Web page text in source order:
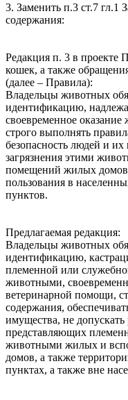
3. Заменить п.3 ст.7 гл.1
содержания:
Редакция п. 3 в проекте
кошек, а также
(далее – Правила):
Владельцы животных
идентификацию,
своевременное
строго выполнять
безопасность людей и
загрязнения этими
помещений жилых
пользования в
пунктов.
Предлагаемая редакция:
Владельцы животных
идентификацию,
племенной или
животными,
ветеринарной‌ помощи,
содержания,
имущества, не
представляющих
животными жилых и
домов, а также
пунктах, а также вне